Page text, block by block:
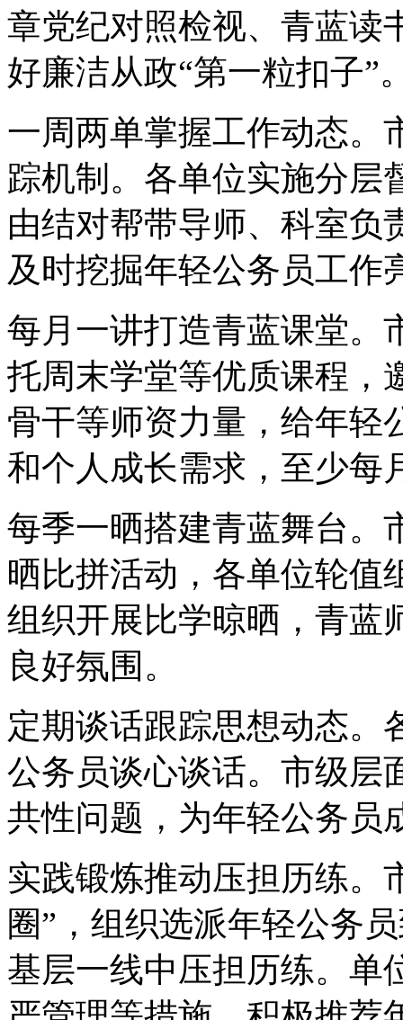
章党纪对照检视、青蓝读
好廉洁从政“第一粒扣子”
一周两单掌握工作动态。
踪机制。各单位实施分层
由结对帮带导师、科室负
及时挖掘年轻公务员工作
每月一讲打造青蓝课堂。
托周末学堂等优质课程，
骨干等师资力量，给年轻
和个人成长需求，至少每
每季一晒搭建青蓝舞台。
晒比拼活动，各单位轮值
组织开展比学晾晒，青蓝
良好氛围。
定期谈话跟踪思想动态。
公务员谈心谈话。市级层
共性问题，为年轻公务员
实践锻炼推动压担历练。
圈”，组织选派年轻公务
基层一线中压担历练。单